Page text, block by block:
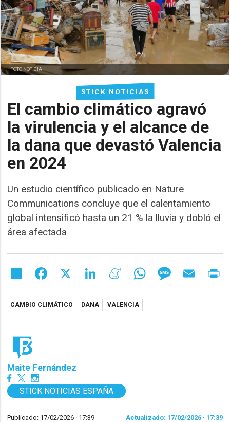
STICK NOTICIAS
El cambio climático agravó
la virulencia y el alcance de
la dana que devastó Valencia
en 2024
Un estudio científico publicado en Nature
Communications concluye que el calentamiento
global intensificó hasta un 21 % la lluvia y dobló el
área afectada
FOTO NOTICIA
Share Facebook LinkedIn MeneameWhatsAppMessageEmail
CAMBIO CLIMÁTICO DANA VALENCIA
Maite Fernández
STICK NOTICIAS ESPAÑA
Publicado: 17/02/2026 · 17:39 Actualizado: 17/02/2026 · 17:39